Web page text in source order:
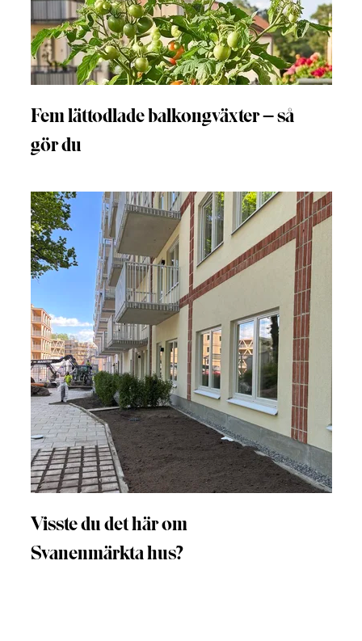
Fem lättodlade balkongväxter – så
gör du
Visste du det här om
Svanenmärkta hus?